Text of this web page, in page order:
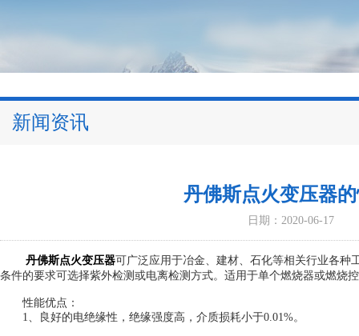
新闻资讯
丹佛斯点火变压器
日期：2020-06-17
丹佛斯点火变压器可广泛应用于冶金、建材、石化等相关行业各种
条件的要求可选择紫外检测或电离检测方式。适用于单个燃烧器或燃烧
性能优点：
1、良好的电绝缘性，绝缘强度高，介质损耗小于0.01%。